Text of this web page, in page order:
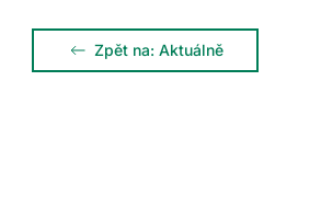
Zpět na: Aktuálně